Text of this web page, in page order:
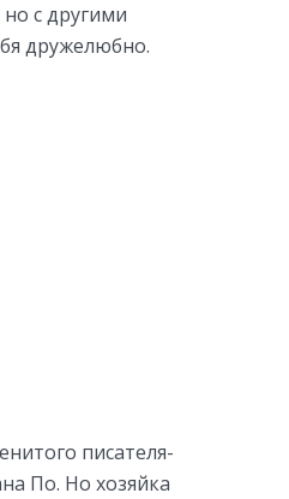
с другими
дружелюбно.
писателя-
По. Но хозяйка